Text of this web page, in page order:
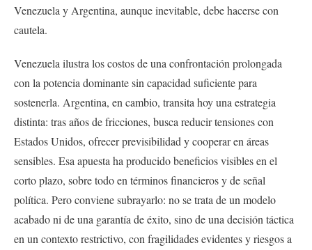
Venezuela y Argentina, aunque inevitable, debe hacerse con
cautela.
Venezuela ilustra los costos de una confrontación prolongada
con la potencia dominante sin capacidad suficiente para
sostenerla. Argentina, en cambio, transita hoy una estrategia
distinta: tras años de fricciones, busca reducir tensiones con
Estados Unidos, ofrecer previsibilidad y cooperar en áreas
sensibles. Esa apuesta ha producido beneficios visibles en el
corto plazo, sobre todo en términos financieros y de señal
política. Pero conviene subrayarlo: no se trata de un modelo
acabado ni de una garantía de éxito, sino de una decisión táctica
en un contexto restrictivo, con fragilidades evidentes y riesgos a